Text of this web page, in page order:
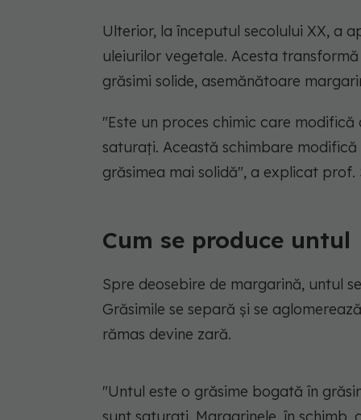
Ulterior, la începutul secolului XX, a
uleiurilor vegetale. Acesta
grăsimi solide, asemănătoare
"Este un proces chimic care
saturați. Această schimbare
grăsimea mai solidă", a explicat prof.
Cum se produce untul
Spre deosebire de margarină, untul
Grăsimile se separă și se
rămas devine zară.
"Untul este o grăsime bogată în
sunt saturați. Margarinele, în